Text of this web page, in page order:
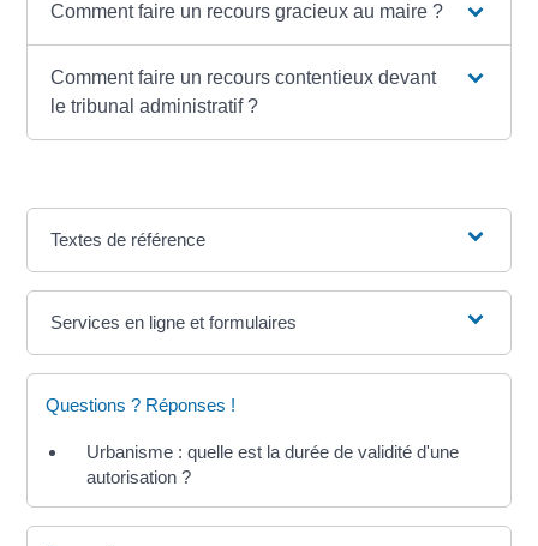
Comment faire un recours gracieux au maire ?
Comment faire un recours contentieux devant
le tribunal administratif ?
Textes de référence
Services en ligne et formulaires
Questions ? Réponses !
Urbanisme : quelle est la durée de validité d'une
autorisation ?